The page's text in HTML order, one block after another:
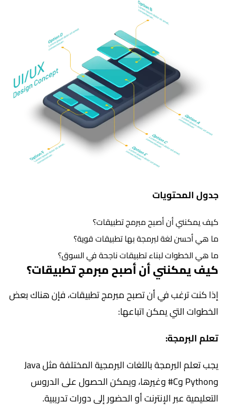
جدول المحتويات
كيف يمكنني أن أصبح مبرمج تطبيقات؟
ما هي أحسن لغة لبرمجة بها تطبيقات قوية؟
ما هي الخطوات لبناء تطبيقات ناجحة في السوق؟
كيف يمكنني أن أصبح مبرمج تطبيقات؟
إذا كنت ترغب في أن تصبح مبرمج تطبيقات، فإن هناك بعض
الخطوات التي يمكن اتباعها:
تعلم البرمجة:
يجب تعلم البرمجة باللغات البرمجية المختلفة مثل Java
وPython وC# وغيرها، ويمكن الحصول على الدروس
التعليمية عبر الإنترنت أو الحضور إلى دورات تدريبية.